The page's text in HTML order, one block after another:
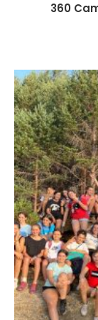
360